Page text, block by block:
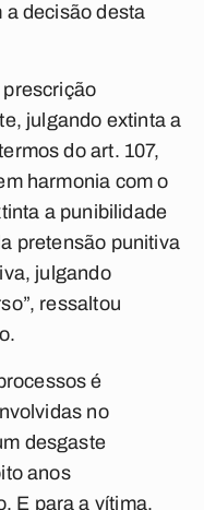
a decisão desta
prescrição
julgando extinta a
do art. 107,
harmonia com o
a punibilidade
pretensão punitiva
julgando
ressaltou
é
no
desgaste
anos
E para a vítima,